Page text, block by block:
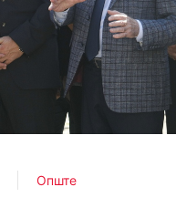
Опште